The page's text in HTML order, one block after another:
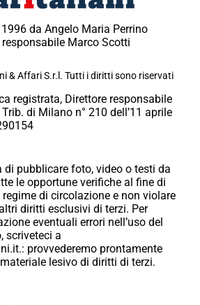
da Angelo Maria Perrino
responsabile Marco Scotti
& Affari S.r.l. Tutti i diritti sono riservati
registrata, Direttore responsabile
di Milano n° 210 dell’11 aprile
pubblicare foto, video o testi da
le opportune verifiche al fine di
di circolazione e non violare
diritti esclusivi di terzi. Per
eventuali errori nell’uso del
scriveteci a
provvederemo prontamente
lesivo di diritti di terzi.